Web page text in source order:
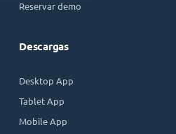
Reservar demo
Descargas
Desktop App
Tablet App
Mobile App